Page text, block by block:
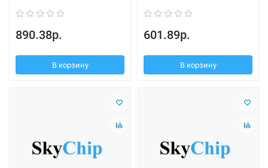
890.38р.
В корзину
601.89р.
В корзину